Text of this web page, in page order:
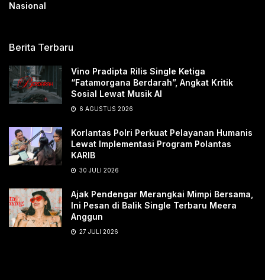
Nasional
Berita Terbaru
Vino Pradipta Rilis Single Ketiga
“Fatamorgana Berdarah”, Angkat Kritik
Sosial Lewat Musik AI
6 AGUSTUS 2026
Korlantas Polri Perkuat Pelayanan Humanis
Lewat Implementasi Program Polantas
KARIB
30 JULI 2026
Ajak Pendengar Merangkai Mimpi Bersama,
Ini Pesan di Balik Single Terbaru Meera
Anggun
27 JULI 2026